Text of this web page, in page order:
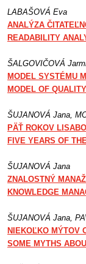
LABAŠOVÁ Eva
ANALÝZA
READABILITY
ŠALGOVIČOVÁ
MODEL SYSTÉMU
MODEL OF
ŠUJANOVÁ Jana,
PÄŤ ROKOV
FIVE YEARS OF
ŠUJANOVÁ Jana
ZNALOSTNÝ
KNOWLEDGE
ŠUJANOVÁ Jana,
NIEKOĽKO MÝTOV
SOME MYTHS